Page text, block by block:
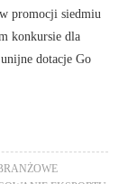
promocji siedmiu
konkursie dla
dotacje Go